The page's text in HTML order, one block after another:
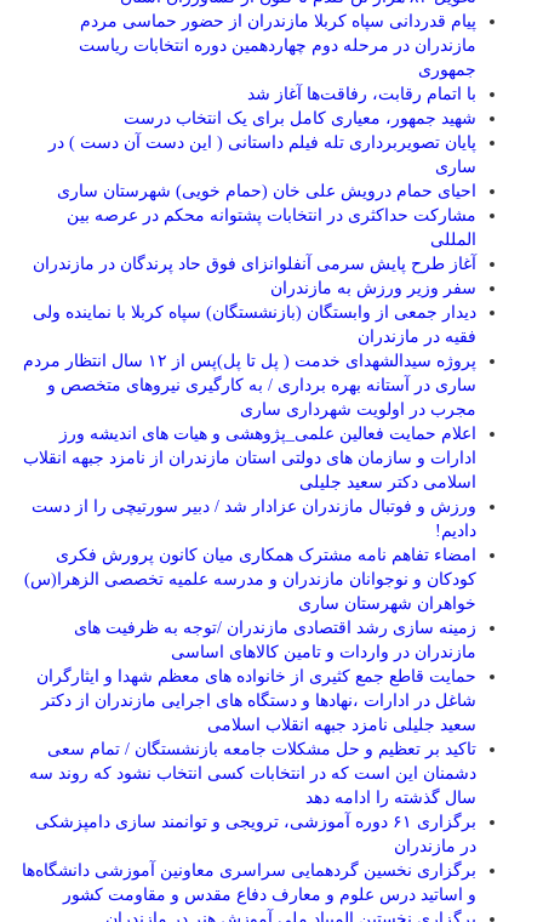
پیام قدردانی سپاه کربلا مازندران از حضور حماسی مردم
مازندران در مرحله دوم چهاردهمین دوره انتخابات ریاست
جمهوری
با اتمام رقابت، رفاقت‌ها آغاز شد
شهید جمهور، معیاری کامل برای یک انتخاب درست
پایان تصویربرداری تله فیلم داستانی ( این دست آن دست ) در
ساری
احیای حمام درویش علی خان (حمام خویی) شهرستان ساری
مشارکت حداکثری در انتخابات پشتوانه محکم در عرصه بین
المللی
آغاز طرح پایش سرمی آنفلوانزای فوق حاد پرندگان در مازندران
سفر وزیر ورزش به مازندران
دیدار جمعی از وابستگان (بازنشستگان) سپاه کربلا با نماینده ولی
فقیه در مازندران
پروژه سیدالشهدای خدمت ( پل تا پل)پس از ۱۲ سال انتظار مردم
ساری در آستانه بهره برداری / به کارگیری نیروهای متخصص و
مجرب در اولویت شهرداری ساری
اعلام حمایت فعالین علمی_پژوهشی و هیات های اندیشه ورز
ادارات و سازمان های دولتی استان مازندران از نامزد جبهه انقلاب
اسلامی دکتر سعید جلیلی
ورزش و فوتبال مازندران عزادار شد / دبیر سورتیچی را از دست
دادیم!
امضاء تفاهم نامه مشترک همکاری میان کانون پرورش فکری
کودکان و نوجوانان مازندران و مدرسه علمیه تخصصی الزهرا(س)
خواهران شهرستان ساری
زمینه سازی رشد اقتصادی مازندران /توجه به ظرفیت های
مازندران در واردات و تامین کالاهای اساسی
حمایت قاطع جمع کثیری از خانواده های معظم شهدا و ایثارگران
شاغل در ادارات ،نهادها و دستگاه های اجرایی مازندران از دکتر
سعید جلیلی نامزد جبهه انقلاب اسلامی
تاکید بر تعظیم و حل مشکلات جامعه بازنشستگان / تمام سعی
دشمنان این است که در انتخابات کسی انتخاب نشود که روند سه
سال گذشته را ادامه دهد
برگزاری ۶۱ دوره آموزشی، ترویجی و توانمند سازی دامپزشکی
در مازندران
برگزاری نخسین گردهمایی سراسری معاونین آموزشی دانشگاه‌ها
و اساتید درس علوم و معارف دفاع مقدس و مقاومت کشور